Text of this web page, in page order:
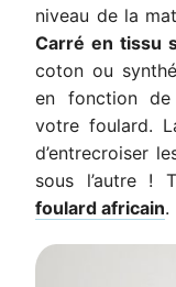
niveau de la
Carré en tissu
coton ou
en fonction de
votre foulard.
d’entrecroiser
sous l’autre !
foulard africain.